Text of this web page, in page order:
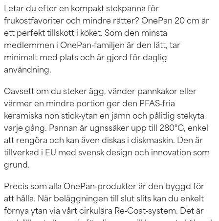
Letar du efter en kompakt stekpanna för
frukostfavoriter och mindre rätter? OnePan 20 cm är
ett perfekt tillskott i köket. Som den minsta
medlemmen i OnePan‑familjen är den lätt, tar
minimalt med plats och är gjord för daglig
användning.
Oavsett om du steker ägg, vänder pannkakor eller
värmer en mindre portion ger den PFAS‑fria
keramiska non stick‑ytan en jämn och pålitlig stekyta
varje gång. Pannan är ugnssäker upp till 280°C, enkel
att rengöra och kan även diskas i diskmaskin. Den är
tillverkad i EU med svensk design och innovation som
grund.
Precis som alla OnePan‑produkter är den byggd för
att hålla. När beläggningen till slut slits kan du enkelt
förnya ytan via vårt cirkulära Re‑Coat‑system. Det är